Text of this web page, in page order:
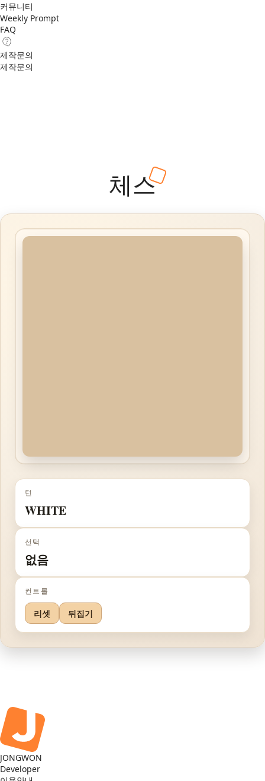
커뮤니티
Weekly Prompt
FAQ
제작문의
제작문의
체스
턴
WHITE
선택
없음
컨트롤
리셋 뒤집기
JONGWON
Developer